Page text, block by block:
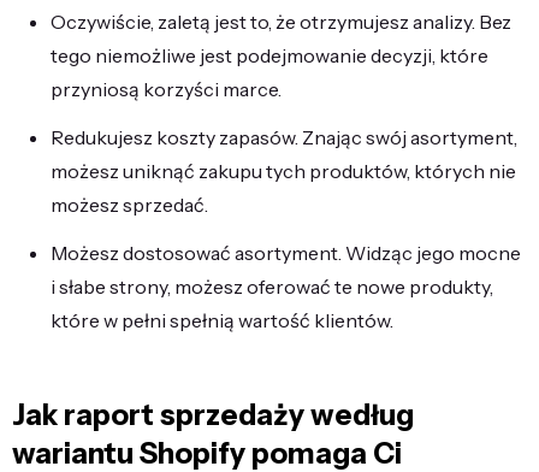
Oczywiście, zaletą jest to, że otrzymujesz analizy. Bez
tego niemożliwe jest podejmowanie decyzji, które
przyniosą korzyści marce.
Redukujesz koszty zapasów. Znając swój asortyment,
możesz uniknąć zakupu tych produktów, których nie
możesz sprzedać.
Możesz dostosować asortyment. Widząc jego mocne
i słabe strony, możesz oferować te nowe produkty,
które w pełni spełnią wartość klientów.
Jak raport sprzedaży według
wariantu Shopify pomaga Ci